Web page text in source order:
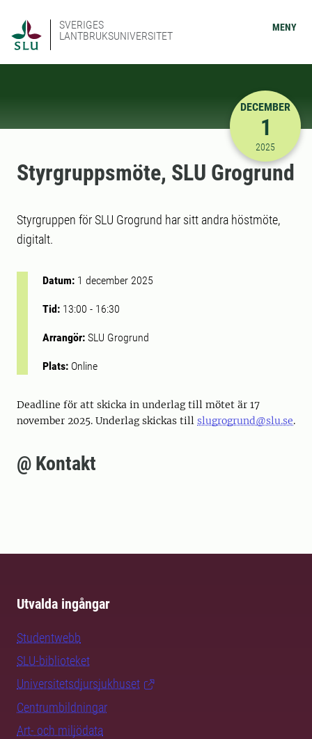
SVERIGES
LANTBRUKSUNIVERSITET
MENY
2025-12-
DECEMBER
1
2025
Styrgruppsmöte, SLU Grogrund
Styrgruppen för SLU Grogrund har sitt andra höstmöte,
digitalt.
Datum: 1 december 2025
Tid: 13:00 - 16:30
Arrangör: SLU Grogrund
Plats: Online
Deadline för att skicka in underlag till mötet är 17
november 2025. Underlag skickas till slugrogrund@slu.se.
@ Kontakt
Utvalda ingångar
Studentwebb
SLU-biblioteket
Universitetsdjursjukhuset
Centrumbildningar
Art- och miljödata